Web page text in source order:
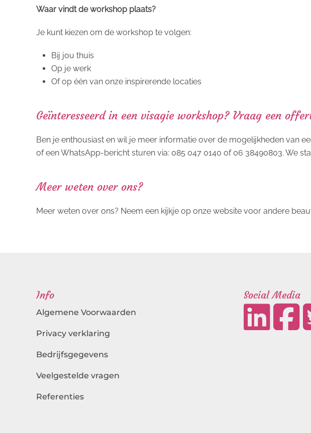
Waar vindt de workshop plaats?
Je kunt kiezen om de workshop te volgen:
Bij jou thuis
Op je werk
Of op één van onze inspirerende locaties
Geïnteresseerd in een visagie workshop? Vraag een
Ben je enthousiast en wil je meer informatie over de mogelijkheden van
of een WhatsApp-bericht sturen via: 085 047 0140 of 06 38490803. We
Meer weten over ons?
Meer weten over ons? Neem een kijkje op onze website voor andere
Info
Algemene Voorwaarden
Privacy verklaring
Bedrijfsgegevens
Veelgestelde vragen
Referenties
Social Media